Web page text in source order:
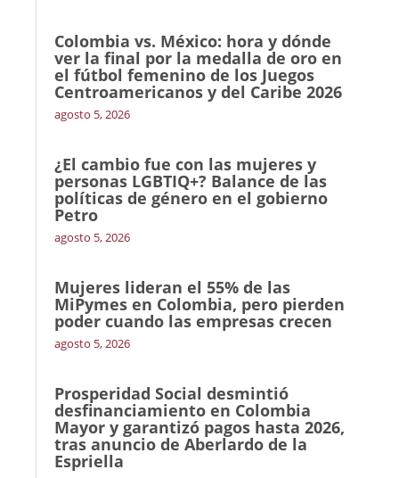
Colombia vs. México: hora y dónde
ver la final por la medalla de oro en
el fútbol femenino de los Juegos
Centroamericanos y del Caribe 2026
agosto 5, 2026
¿El cambio fue con las mujeres y
personas LGBTIQ+? Balance de las
políticas de género en el gobierno
Petro
agosto 5, 2026
Mujeres lideran el 55% de las
MiPymes en Colombia, pero pierden
poder cuando las empresas crecen
agosto 5, 2026
Prosperidad Social desmintió
desfinanciamiento en Colombia
Mayor y garantizó pagos hasta 2026,
tras anuncio de Aberlardo de la
Espriella